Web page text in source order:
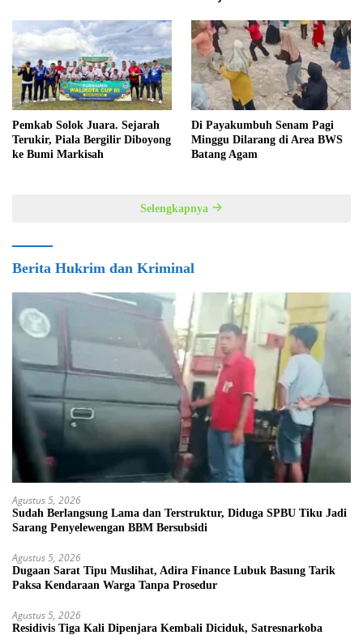
Pemkab Solok Juara. Sejarah
Terukir, Piala Bergilir Diboyong
ke Bumi Markisah
Di Payakumbuh Senam Pagi
Minggu Dilarang di Area BWS
Batang Agam
Selengkapnya
Berita Hukrim dan Kriminal
Agustus 5, 2026
Sudah Berlangsung Lama dan Terstruktur, Diduga SPBU Tiku Jadi
Sarang Penyelewengan BBM Bersubsidi
Agustus 5, 2026
Dugaan Sarat Tipu Muslihat, Adira Finance Lubuk Basung Tarik
Paksa Kendaraan Warga Tanpa Prosedur
Agustus 5, 2026
Residivis Tiga Kali Dipenjara Kembali Diciduk, Satresnarkoba